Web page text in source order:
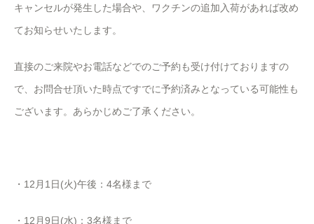
キャンセルが発生した場合や、ワクチンの追加入荷があれば改め
てお知らせいたします。
直接のご来院やお電話などでのご予約も受け付けておりますの
で、お問合せ頂いた時点ですでに予約済みとなっている可能性も
ございます。あらかじめご了承ください。
・12月1日(火)午後：4名様まで
・12月9日(水)：3名様まで